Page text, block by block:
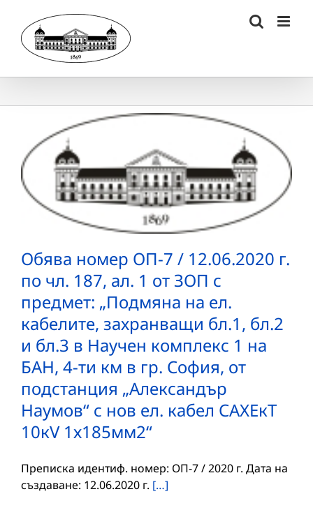
content
Обява номер ОП-7 / 12.06.2020 г.
по чл. 187, ал. 1 от ЗОП с
предмет: „Подмяна на ел.
кабелите, захранващи бл.1, бл.2
и бл.3 в Научен комплекс 1 на
БАН, 4-ти км в гр. София, от
подстанция „Александър
Наумов“ с нов ел. кабел САХЕкТ
10кV 1х185мм2“
Преписка идентиф. номер: ОП-7 / 2020 г. Дата на
създаване: 12.06.2020 г. […]